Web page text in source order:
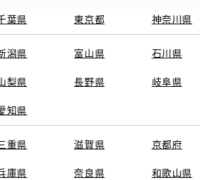
葉県 東京都 神奈川県
潟県 富山県 石川県
梨県 長野県 岐阜県
知県
重県 滋賀県 京都府
庫県 奈良県 和歌山県
トヨタ中古車オンラインストア
クルマ買取